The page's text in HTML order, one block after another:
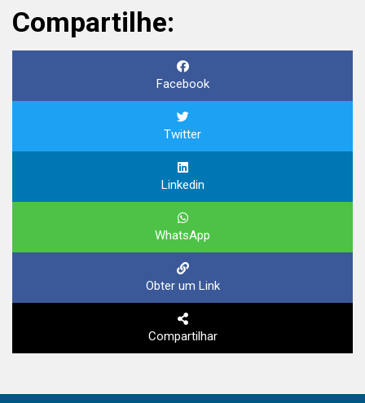
Compartilhe:
Facebook
Twitter
Linkedin
WhatsApp
Obter um Link
Compartilhar